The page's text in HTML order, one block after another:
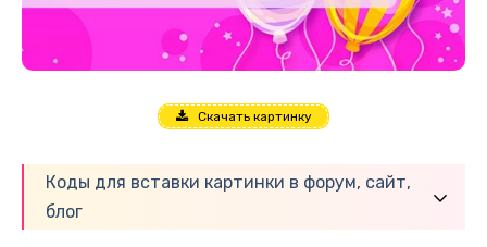
Скачать картинку
Коды для вставки картинки в форум, сайт,
блог